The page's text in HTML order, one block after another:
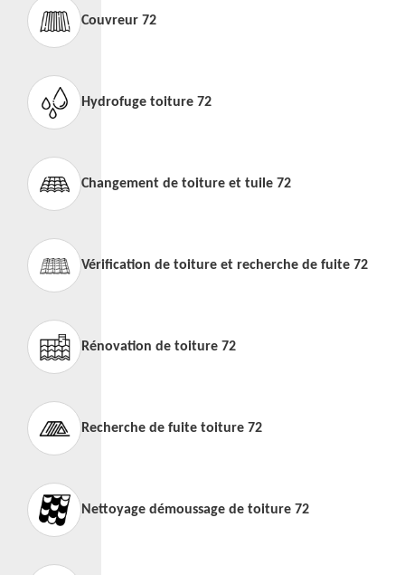
Couvreur 72
Hydrofuge toiture 72
Changement de toiture et tuile 72
Vérification de toiture et recherche de fuite 72
Rénovation de toiture 72
Recherche de fuite toiture 72
Nettoyage démoussage de toiture 72